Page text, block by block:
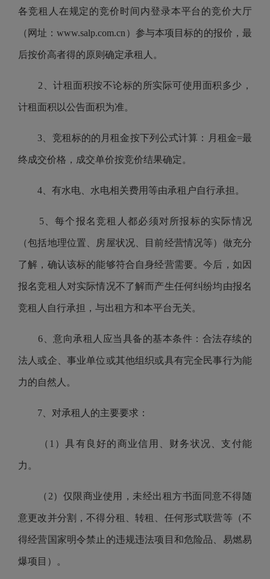
各竞租人在规定的竞价时间内登录本平台的竞价大厅
（网址：www.salp.com.cn）参与本项目标的的报价，最
后按价高者得的原则确定承租人。
2、计租面积按不论标的所实际可使用面积多少，
计租面积以公告面积为准。
3、竞租标的的月租金按下列公式计算：月租金=最
终成交价格，成交单价按竞价结果确定。
4、有水电、水电相关费用等由承租户自行承担。
5、每个报名竞租人都必须对所报标的实际情况
（包括地理位置、房屋状况、目前经营情况等）做充分
了解，确认该标的能够符合自身经营需要。今后，如因
报名竞租人对实际情况不了解而产生任何纠纷均由报名
竞租人自行承担，与出租方和本平台无关。
6、意向承租人应当具备的基本条件：合法存续的
法人或企、事业单位或其他组织或具有完全民事行为能
力的自然人。
7、对承租人的主要要求：
（1）具有良好的商业信用、财务状况、支付能
力。
（2）仅限商业使用，未经出租方书面同意不得随
意更改并分割，不得分租、转租、任何形式联营等（不
得经营国家明令禁止的违规违法项目和危险品、易燃易
爆项目）。